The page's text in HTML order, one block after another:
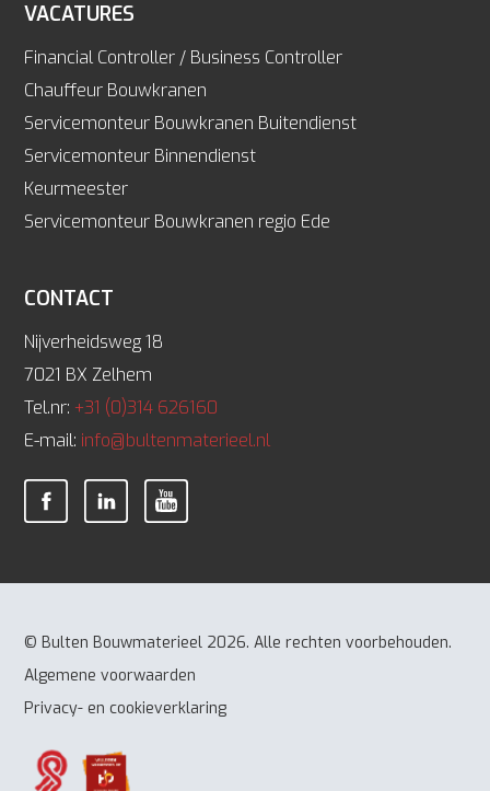
VACATURES
Financial Controller / Business Controller
Chauffeur Bouwkranen
Servicemonteur Bouwkranen Buitendienst
Servicemonteur Binnendienst
Keurmeester
Servicemonteur Bouwkranen regio Ede
CONTACT
Nijverheidsweg 18
7021 BX Zelhem
Tel.nr: +31 (0)314 626160
E-mail: info@bultenmaterieel.nl
© Bulten Bouwmaterieel 2026. Alle rechten voorbehouden.
Algemene voorwaarden
Privacy- en cookieverklaring